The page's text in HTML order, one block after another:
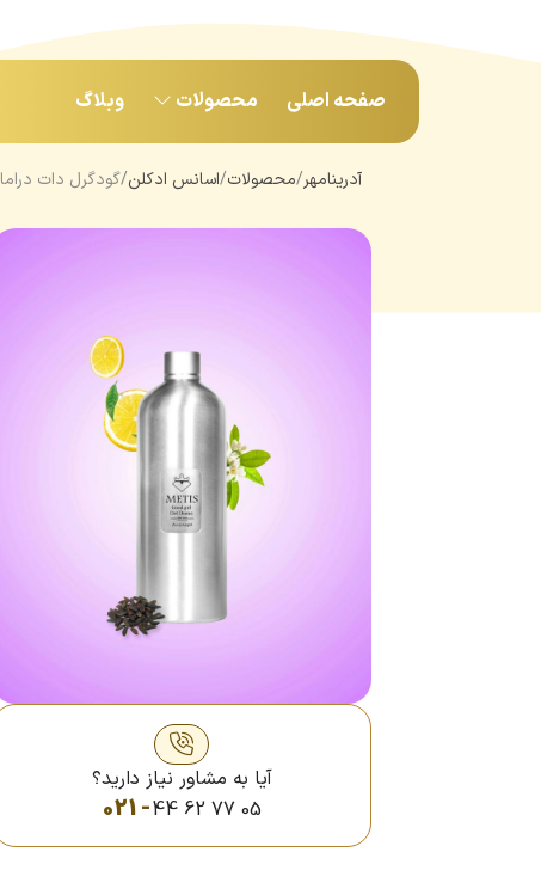
صفحه اصلی محصولات وبلاگ
آدرینامهر محصولات اسانس‌ ادکلن گودگرل دات دراما
آیا به مشاور نیاز دارید؟
021 -44 62 77 05